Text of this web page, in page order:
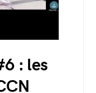
: les